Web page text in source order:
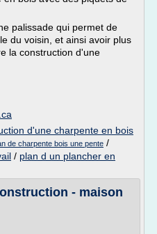
palissade qui permet de
du voisin, et ainsi avoir plus
la construction d'une
d'une charpente en bois
de charpente bois une pente /
/ plan d un plancher en
- maison